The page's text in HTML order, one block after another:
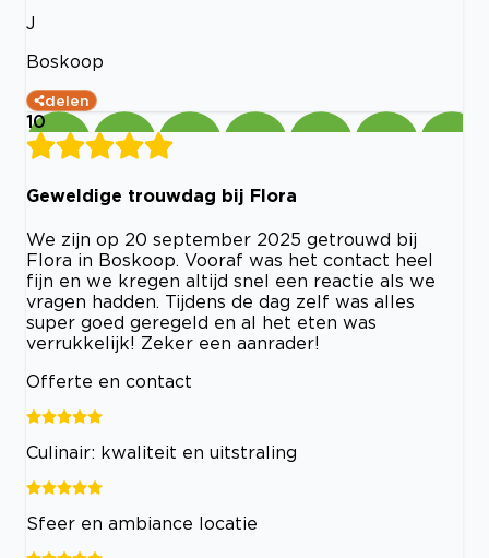
J
Boskoop
delen
10
Geweldige trouwdag bij Flora
We zijn op 20 september 2025 getrouwd bij
Flora in Boskoop. Vooraf was het contact heel
fijn en we kregen altijd snel een reactie als we
vragen hadden. Tijdens de dag zelf was alles
super goed geregeld en al het eten was
verrukkelijk! Zeker een aanrader!
Offerte en contact
Culinair: kwaliteit en uitstraling
Sfeer en ambiance locatie